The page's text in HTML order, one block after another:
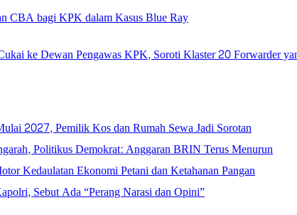
CBA bagi KPK dalam Kasus Blue Ray
ke Dewan Pengawas KPK, Soroti Klaster 20 Forwarder
2027, Pemilik Kos dan Rumah Sewa Jadi Sorotan
Politikus Demokrat: Anggaran BRIN Terus Menurun
Kedaulatan Ekonomi Petani dan Ketahanan Pangan
Sebut Ada “Perang Narasi dan Opini”